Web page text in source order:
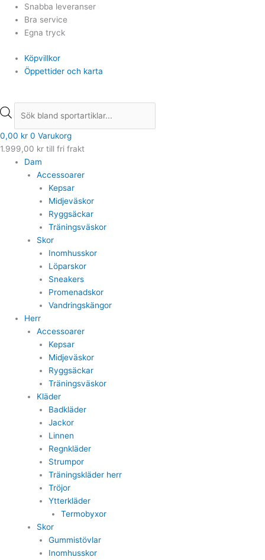
Hoppa
innehåll
Snabba leveranser
Bra service
Egna tryck
Köpvillkor
Öppettider och karta
Products
search
0,00 kr 0 Varukorg
1.999,00 kr till fri frakt
Dam
Accessoarer
Kepsar
Midjeväskor
Ryggsäckar
Träningsväskor
Skor
Inomhusskor
Löparskor
Sneakers
Promenadskor
Vandringskängor
Herr
Accessoarer
Kepsar
Midjeväskor
Ryggsäckar
Träningsväskor
Kläder
Badkläder
Jackor
Linnen
Regnkläder
Strumpor
Träningskläder herr
Tröjor
Ytterkläder
Termobyxor
Skor
Gummistövlar
Inomhusskor
Products
search